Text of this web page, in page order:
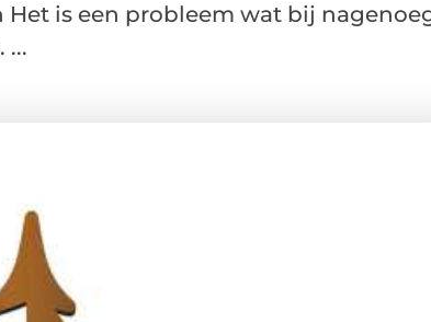
is een probleem wat bij
...